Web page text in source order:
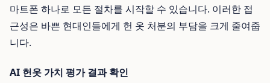
마트폰 하나로 모든 절차를 시작할 수 있습니다. 이러한 접
근성은 바쁜 현대인들에게 헌 옷 처분의 부담을 크게 줄여줍
니다.
AI 헌옷 가치 평가 결과 확인